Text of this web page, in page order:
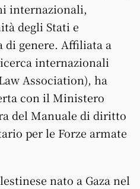
internazionali,
degli Stati e
genere. Affiliata a
internazionali
Association), ha
con il Ministero
del Manuale di diritto
per le Forze armate
nato a Gaza nel